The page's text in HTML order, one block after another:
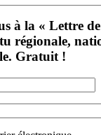
à la « Lettre
régionale,
Gratuit !